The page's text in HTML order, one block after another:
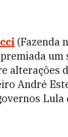
(Fazenda
um
alterações
André
Lula